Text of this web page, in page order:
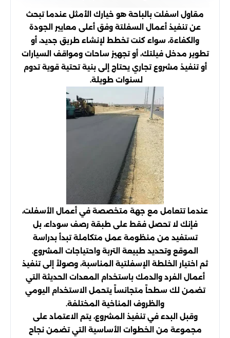
مقاول اسفلت بالباحة هو خيارك الأمثل عندما تبحث
عن تنفيذ أعمال السفلتة وفق أعلى معايير الجودة
والكفاءة، سواء كنت تخطط لإنشاء طريق جديد، أو
تطوير مدخل فيلتك، أو تجهيز ساحات ومواقف السيارات
أو تنفيذ مشروع تجاري يحتاج إلى بنية تحتية قوية تدوم
لسنوات طويلة.
عندما تتعامل مع جهة متخصصة في أعمال الأسفلت،
فإنك لا تحصل فقط على طبقة رصف سوداء، بل
تستفيد من منظومة عمل متكاملة تبدأ بدراسة
الموقع وتحديد طبيعة التربة واحتياجات المشروع.
ثم اختيار الخلطة الإسفلتية المناسبة، وصولاً إلى تنفيذ
أعمال الفرد والدمك باستخدام المعدات الحديثة التي
تضمن لك سطحاً متجانساً يتحمل الاستخدام اليومي
والظروف المناخية المختلفة.
وقبل البدء في تنفيذ المشروع، يتم الاعتماد على
مجموعة من الخطوات الأساسية التي تضمن نجاح